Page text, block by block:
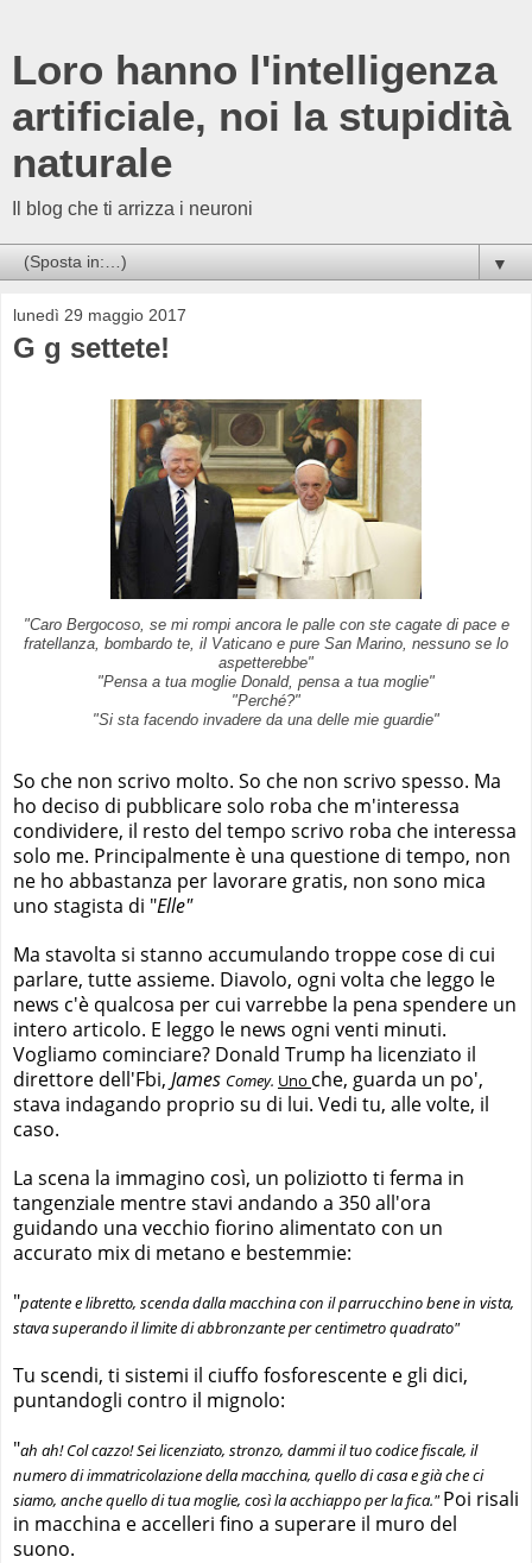
Loro hanno l'intelligenza
artificiale, noi la stupidità
naturale
Il blog che ti arrizza i neuroni
▼
lunedì 29 maggio 2017
G g settete!
"Caro Bergocoso, se mi rompi ancora le palle con ste cagate di pace e
fratellanza, bombardo te, il Vaticano e pure San Marino, nessuno se lo
aspetterebbe"
"Pensa a tua moglie Donald, pensa a tua moglie"
"Perché?"
"Si sta facendo invadere da una delle mie guardie"
So che non scrivo molto. So che non scrivo spesso. Ma
ho deciso di pubblicare solo roba che m'interessa
condividere, il resto del tempo scrivo roba che interessa
solo me. Principalmente è una questione di tempo, non
ne ho abbastanza per lavorare gratis, non sono mica
uno stagista di "Elle"
Ma stavolta si stanno accumulando troppe cose di cui
parlare, tutte assieme. Diavolo, ogni volta che leggo le
news c'è qualcosa per cui varrebbe la pena spendere un
intero articolo. E leggo le news ogni venti minuti.
Vogliamo cominciare? Donald Trump ha licenziato il
direttore dell'Fbi, James Comey. Uno che, guarda un po',
stava indagando proprio su di lui. Vedi tu, alle volte, il
caso.
La scena la immagino così, un poliziotto ti ferma in
tangenziale mentre stavi andando a 350 all'ora
guidando una vecchio fiorino alimentato con un
accurato mix di metano e bestemmie:
"patente e libretto, scenda dalla macchina con il parrucchino bene in vista,
stava superando il limite di abbronzante per centimetro quadrato"
Tu scendi, ti sistemi il ciuffo fosforescente e gli dici,
puntandogli contro il mignolo:
"ah ah! Col cazzo! Sei licenziato, stronzo, dammi il tuo codice fiscale, il
numero di immatricolazione della macchina, quello di casa e già che ci
siamo, anche quello di tua moglie, così la acchiappo per la fica."Poi risali
in macchina e accelleri fino a superare il muro del
suono.